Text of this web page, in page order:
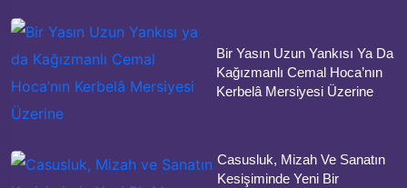
Bir Yasın Uzun Yankısı Ya Da
Kağızmanlı Cemal Hoca’nın
Kerbelâ Mersiyesi Üzerine
Casusluk, Mizah Ve Sanatın
Kesişiminde Yeni Bir